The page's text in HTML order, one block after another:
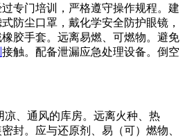
专门培训，严格遵守操作规程。建
防尘口罩，戴化学安全防护眼镜，
胶手套。远离易燃、可燃物。避免
接触。配备泄漏应急处理设备。倒空
凉、通风的库房。远离火种、热
封。应与还原剂、易（可）燃物、